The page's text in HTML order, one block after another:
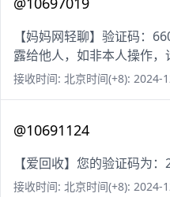
【妈妈网轻聊】验证码：
露给他人，如非本人操作，
接收时间: 北京时间(+8): 2024-
@10691124
【爱回收】您的验证码为：
接收时间: 北京时间(+8): 2024-